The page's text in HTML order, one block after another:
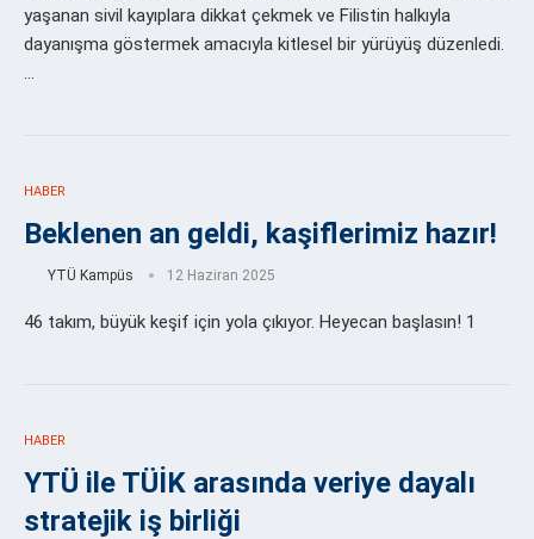
yaşanan sivil kayıplara dikkat çekmek ve Filistin halkıyla
dayanışma göstermek amacıyla kitlesel bir yürüyüş düzenledi.
…
HABER
Beklenen an geldi, kaşiflerimiz hazır!
YTÜ Kampüs 12 Haziran 2025
46 takım, büyük keşif için yola çıkıyor. Heyecan başlasın! 1
HABER
YTÜ ile TÜİK arasında veriye dayalı
stratejik iş birliği